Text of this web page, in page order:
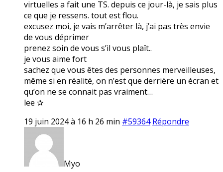
virtuelles a fait une TS. depuis ce jour-là, je sais plus
ce que je ressens. tout est flou.
excusez moi, je vais m’arrêter là, j’ai pas très envie
de vous déprimer
prenez soin de vous s’il vous plaît..
je vous aime fort
sachez que vous êtes des personnes merveilleuses,
même si en réalité, on n’est que derrière un écran et
qu’on ne se connait pas vraiment…
lee ✰
19 juin 2024 à 16 h 26 min #59364 Répondre
Myo